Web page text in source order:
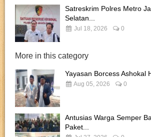
Satreskrim Polres Metro
Selatan...
Jul 18, 2026 0
More in this category
Yayasan Borcess Ashokal
Aug 05, 2026 0
Antusias Warga Semper
Paket...